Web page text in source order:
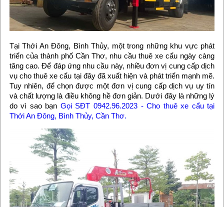
Tại Thới An Đông, Bình Thủy, một trong những khu vực phát
triển của thành phố Cần Thơ, nhu cầu thuê xe cẩu ngày càng
tăng cao. Để đáp ứng nhu cầu này, nhiều đơn vị cung cấp dịch
vụ cho thuê xe cẩu tại đây đã xuất hiện và phát triển mạnh mẽ.
Tuy nhiên, để chọn được một đơn vị cung cấp dịch vụ uy tín
và chất lượng là điều không hề đơn giản. Dưới đây là những lý
do vì sao bạn Gọi SĐT 0942.96.2023 - Cho thuê xe cẩu tại
Thới An Đông, Bình Thủy, Cần Thơ.